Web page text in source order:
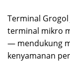
Terminal
terminal mikro
— mendukung
kenyamanan